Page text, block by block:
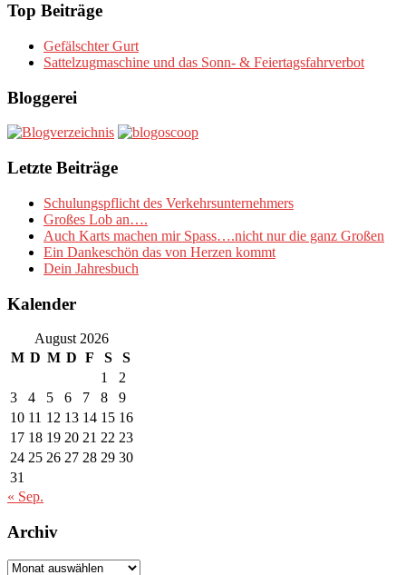
Top Beiträge
Gefälschter Gurt
Sattelzugmaschine und das Sonn- & Feiertagsfahrverbot
Bloggerei
Letzte Beiträge
Schulungspflicht des Verkehrsunternehmers
Großes Lob an….
Auch Karts machen mir Spass….nicht nur die ganz Großen
Ein Dankeschön das von Herzen kommt
Dein Jahresbuch
Kalender
August 2026
M D M D F S
S
1
2
3
4 5 6 7 8
9
10 11 12 13 14 15 16
17 18 19 20 21 22 23
24 25 26 27 28 29 30
31
« Sep.
Archiv
Archiv